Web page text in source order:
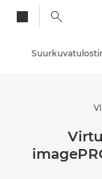
Ratkaisut ja
Yritysratkaisut